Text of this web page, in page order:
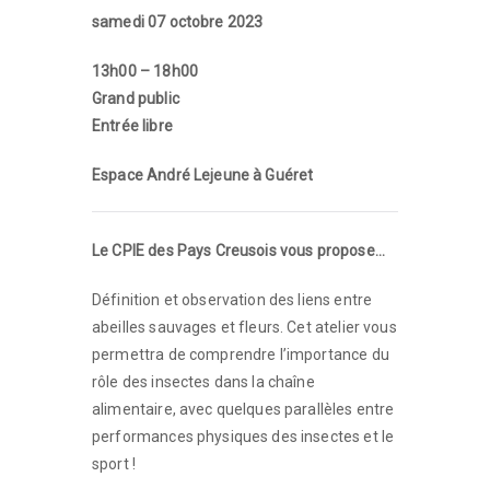
samedi 07 octobre 2023
13h00 – 18h00
Grand public
Entrée libre
Espace André Lejeune à Guéret
Le CPIE des Pays Creusois vous propose…
Définition et observation des liens entre
abeilles sauvages et fleurs. Cet atelier vous
permettra de comprendre l’importance du
rôle des insectes dans la chaîne
alimentaire, avec quelques parallèles entre
performances physiques des insectes et le
sport !